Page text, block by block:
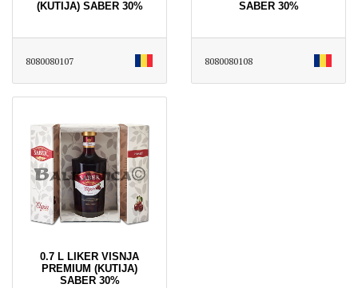
(KUTIJA) SABER 30%
8080080107
SABER 30%
8080080108
0.7 L LIKER VISNJA
PREMIUM (KUTIJA)
SABER 30%